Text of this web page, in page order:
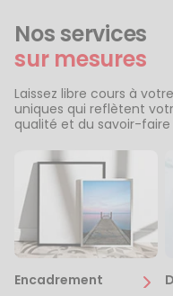
Nos services
sur mesures
Laissez libre cours à
uniques qui reflètent
qualité et du savoir-faire
Encadrement